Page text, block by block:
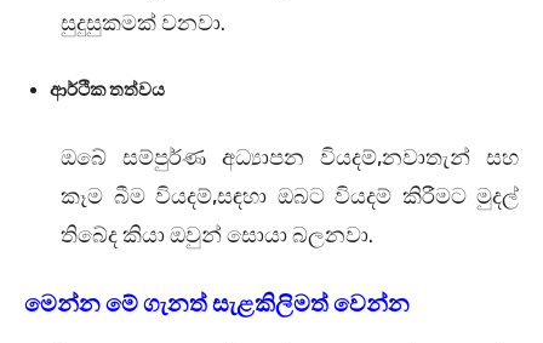
සුදුසුකමක් වනවා.
ආර්ථික තත්වය
ඔබේ සම්පුර්ණ අධ්‍යාපන වියදම්,නවාතැන් සහ
කෑම බීම වියදම්,සඳහා ඔබට වියදම් කිරීමට මුදල්
තිබේද කියා ඔවුන් සොයා බලනවා.
මෙන්න මේ ගැනත් සැළකිලිමත් වෙන්න